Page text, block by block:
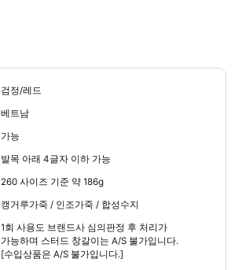
검정/레드
베트남
가능
발목 아래 4글자 이하 가능
260 사이즈 기준 약 186g
캥거루가죽 / 인조가죽 / 합성수지
1회 사용도 브랜드사 심의판정 후 처리가
가능하며 스터드 창갈이는 A/S 불가입니다.
[수입상품은 A/S 불가입니다.]